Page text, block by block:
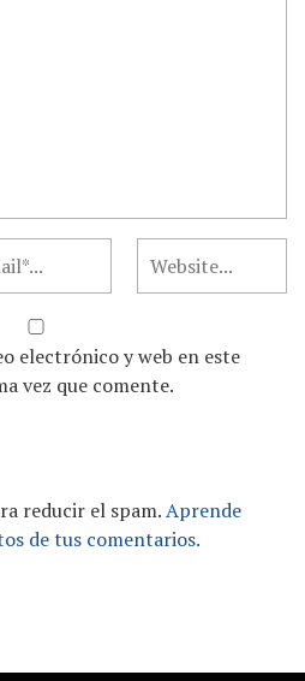
electrónico y web en este
vez que comente.
reducir el spam.Aprende
de tus comentarios.